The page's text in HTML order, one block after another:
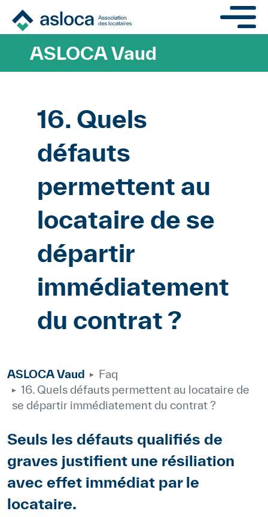
Aller au contenu
ASLOCA Vaud
16. Quels
défauts
permettent au
locataire de se
départir
immédiatement
du contrat ?
ASLOCA Vaud
Faq
16. Quels défauts permettent au locataire de
se départir immédiatement du contrat ?
Body
Seuls les défauts qualifiés de
graves justifient une résiliation
avec effet immédiat par le
locataire.